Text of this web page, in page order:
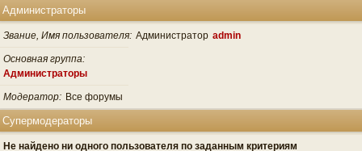
ел
и
Администраторы
Звание, Имя пользователя Администратор admin
Основная группа
Администраторы
Модератор Все форумы
Супермодераторы
Не найдено ни одного пользователя по заданным критериям